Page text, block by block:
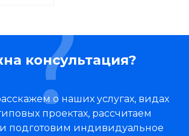
консультация?
о наших услугах, видах
проектах, рассчитаем
подготовим индивидуальное